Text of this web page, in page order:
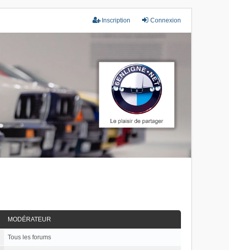
Connexion
Inscription
MODÉRATEUR
Tous les forums